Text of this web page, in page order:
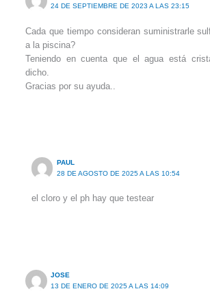
24 DE SEPTIEMBRE DE 2023 A LAS 23:15
Cada que tiempo consideran suministrarle
a la piscina?
Teniendo en cuenta que el agua está
dicho.
Gracias por su ayuda..
PAUL
28 DE AGOSTO DE 2025 A LAS 10:54
el cloro y el ph hay que testear
JOSE
13 DE ENERO DE 2025 A LAS 14:09